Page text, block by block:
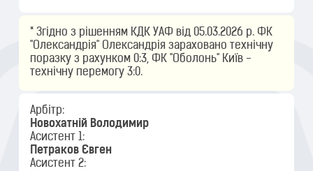
* Згідно з рішенням КДК УАФ від 05.03.2026 р. ФК
"Олександрія" Олександрія зараховано технічну
поразку з рахунком 0:3, ФК "Оболонь" Київ -
технічну перемогу 3:0.
Арбітр:
Новохатній Володимир
Асистент 1:
Петраков Євген
Асистент 2: